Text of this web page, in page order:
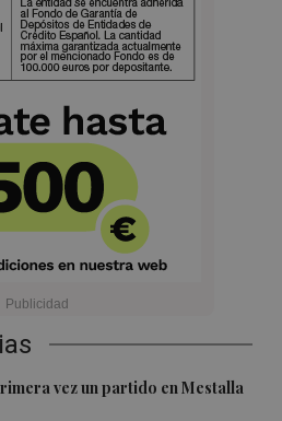
vez un partido en Mestalla